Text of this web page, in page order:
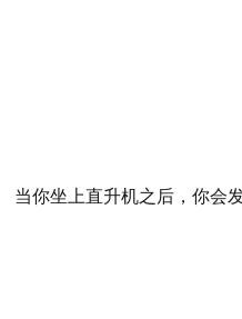
当你坐上直升机之后，你会